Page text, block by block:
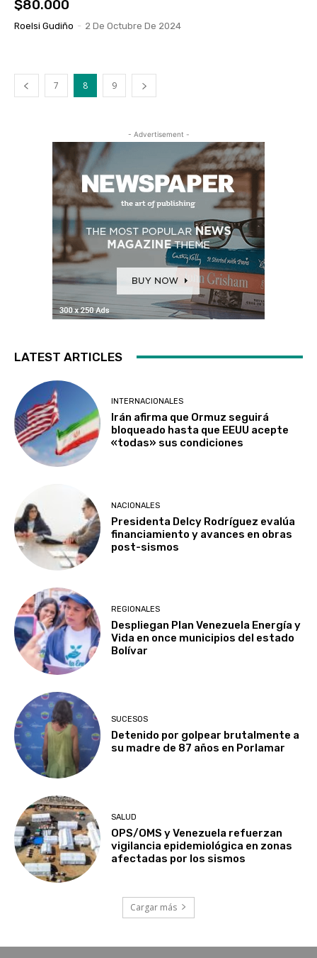
$80.000
Roelsi Gudiño - 2 De Octubre De 2024
7 8 9
- Advertisement -
LATEST ARTICLES
INTERNACIONALES
Irán afirma que Ormuz seguirá
bloqueado hasta que EEUU acepte
«todas» sus condiciones
NACIONALES
Presidenta Delcy Rodríguez evalúa
financiamiento y avances en obras
post-sismos
REGIONALES
Despliegan Plan Venezuela Energía y
Vida en once municipios del estado
Bolívar
SUCESOS
Detenido por golpear brutalmente a
su madre de 87 años en Porlamar
SALUD
OPS/OMS y Venezuela refuerzan
vigilancia epidemiológica en zonas
afectadas por los sismos
Cargar más